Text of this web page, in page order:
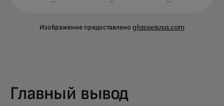
Изображение предоставленоglassesusa.com
Главный вывод